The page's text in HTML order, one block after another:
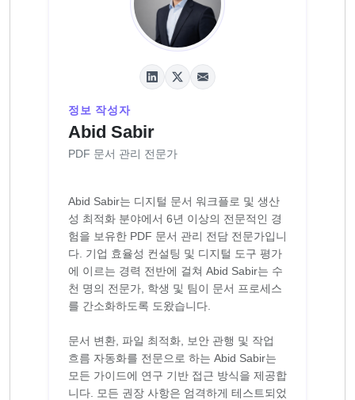
정보 작성자
Abid Sabir
PDF 문서 관리 전문가
Abid Sabir는 디지털 문서 워크플로 및 생산
성 최적화 분야에서 6년 이상의 전문적인 경
험을 보유한 PDF 문서 관리 전담 전문가입니
다. 기업 효율성 컨설팅 및 디지털 도구 평가
에 이르는 경력 전반에 걸쳐 Abid Sabir는 수
천 명의 전문가, 학생 및 팀이 문서 프로세스
를 간소화하도록 도왔습니다.
문서 변환, 파일 최적화, 보안 관행 및 작업
흐름 자동화를 전문으로 하는 Abid Sabir는
모든 가이드에 연구 기반 접근 방식을 제공합
니다. 모든 권장 사항은 엄격하게 테스트되었